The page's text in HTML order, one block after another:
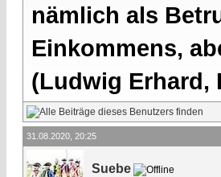
nämlich als
Einkommens,
(Ludwig Erhard,
31.08.2020, 20:25
Suebe